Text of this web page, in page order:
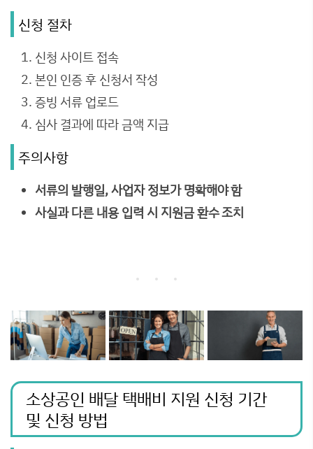
신청 절차
신청 사이트 접속
본인 인증 후 신청서 작성
증빙 서류 업로드
심사 결과에 따라 금액 지급
주의사항
서류의 발행일, 사업자 정보가 명확해야 함
사실과 다른 내용 입력 시 지원금 환수 조치
소상공인 배달 택배비 지원 신청 기간
및 신청 방법